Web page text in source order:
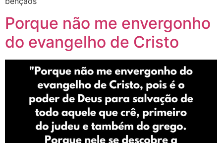
Porque não me envergonho
do evangelho de Cristo